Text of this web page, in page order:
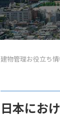
建物管理お役立ち
日本にお